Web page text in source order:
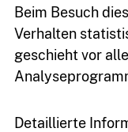
Beim Besuch
Verhalten
geschieht vor
Detaillierte